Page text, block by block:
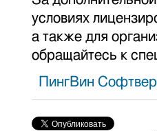
условиях
а также для
обращайтесь к
ПингВин Софтвер